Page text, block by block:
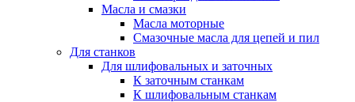
Масла и смазки
Масла моторные
Смазочные масла для цепей и пил
Для станков
Для шлифовальных и заточных
К заточным станкам
К шлифовальным станкам